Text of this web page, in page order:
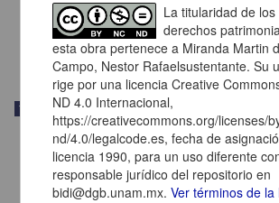
Físico Matemáticas y Ciencias de la Tierra
Trabajo de grado
La titularidad de los
derechos
esta obra pertenece a Miranda Martin
Campo, Nestor Rafaelsustentante. Su
rige por una licencia Creative
ND 4.0 Internacional,
https://creativecommons.org/licenses/
nd/4.0/legalcode.es, fecha de
licencia 1990, para un uso diferente
responsable jurídico del repositorio en
bidi@dgb.unam.mx.Ver términos de la